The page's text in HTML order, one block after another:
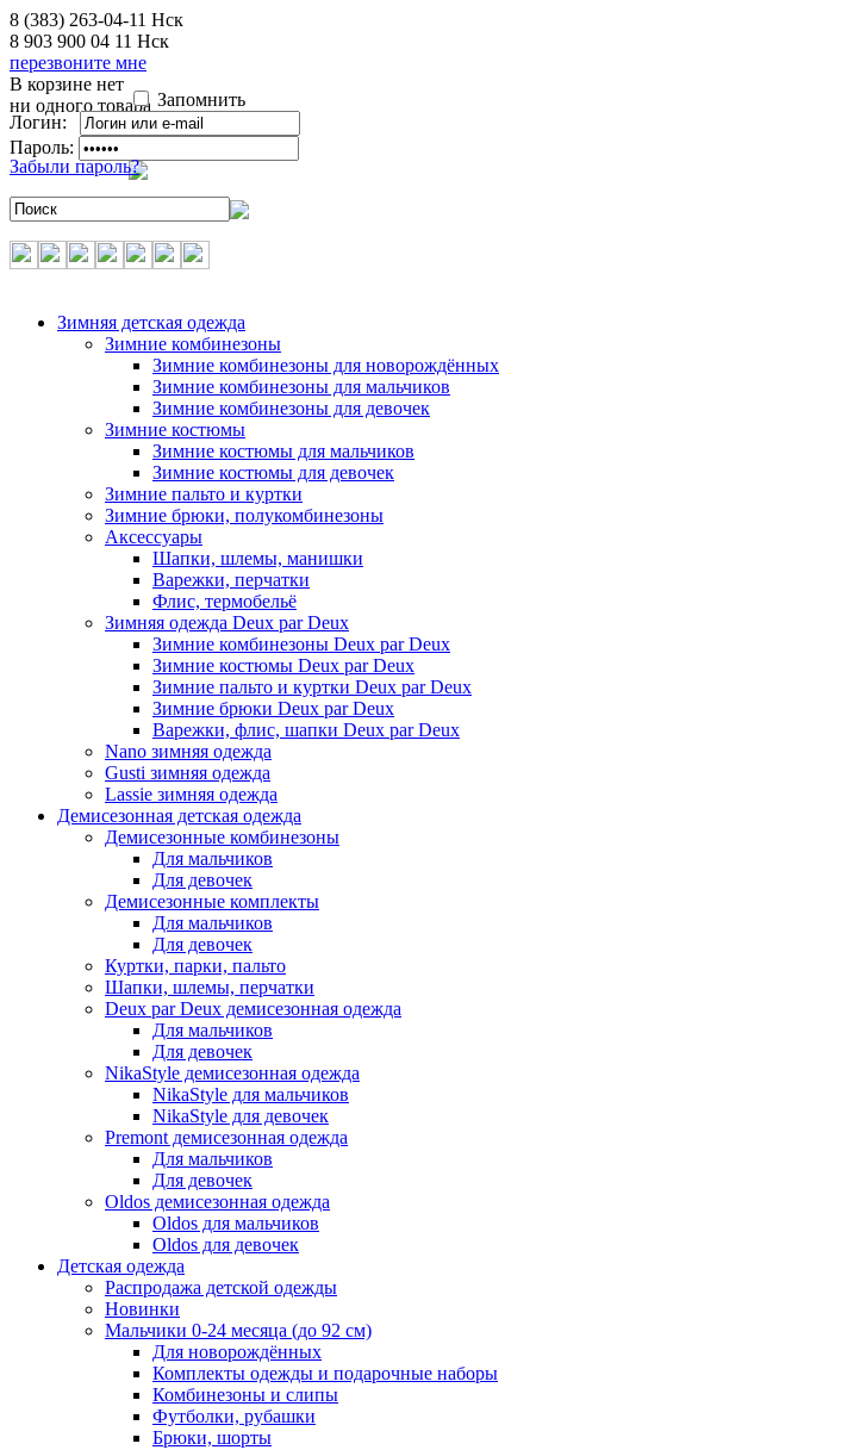
8 (383) 263-04-11 Нск
8 903 900 04 11 Нск
перезвоните мне
В корзине нет
ни одного товара Запомнить
Логин:
Пароль:
Забыли пароль?
Зимняя детская одежда
Зимние комбинезоны
Зимние комбинезоны для новорождённых
Зимние комбинезоны для мальчиков
Зимние комбинезоны для девочек
Зимние костюмы
Зимние костюмы для мальчиков
Зимние костюмы для девочек
Зимние пальто и куртки
Зимние брюки, полукомбинезоны
Аксессуары
Шапки, шлемы, манишки
Варежки, перчатки
Флис, термобельё
Зимняя одежда Deux par Deux
Зимние комбинезоны Deux par Deux
Зимние костюмы Deux par Deux
Зимние пальто и куртки Deux par Deux
Зимние брюки Deux par Deux
Варежки, флис, шапки Deux par Deux
Nano зимняя одежда
Gusti зимняя одежда
Lassie зимняя одежда
Демисезонная детская одежда
Демисезонные комбинезоны
Для мальчиков
Для девочек
Демисезонные комплекты
Для мальчиков
Для девочек
Куртки, парки, пальто
Шапки, шлемы, перчатки
Deux par Deux демисезонная одежда
Для мальчиков
Для девочек
NikaStyle демисезонная одежда
NikaStyle для мальчиков
NikaStyle для девочек
Premont демисезонная одежда
Для мальчиков
Для девочек
Oldos демисезонная одежда
Oldos для мальчиков
Oldos для девочек
Детская одежда
Распродажа детской одежды
Новинки
Мальчики 0-24 месяца (до 92 см)
Для новорождённых
Комплекты одежды и подарочные наборы
Комбинезоны и слипы
Футболки, рубашки
Брюки, шорты